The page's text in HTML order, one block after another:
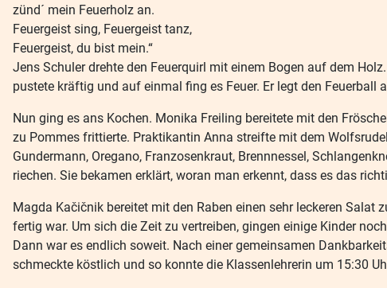
zünd´ mein Feuerholz an.
Feuergeist sing, Feuergeist tanz,
Feuergeist, du bist mein.“
Jens Schuler drehte den Feuerquirl mit einem Bogen auf dem
pustete kräftig und auf einmal fing es Feuer. Er legt den
Nun ging es ans Kochen. Monika Freiling bereitete mit den
zu Pommes frittierte. Praktikantin Anna streifte mit dem
Gundermann, Oregano, Franzosenkraut, Brennnessel,
riechen. Sie bekamen erklärt, woran man erkennt, dass es das
Magda Kačičnik bereitet mit den Raben einen sehr leckeren Salat
fertig war. Um sich die Zeit zu vertreiben, gingen einige Kinder
Dann war es endlich soweit. Nach einer gemeinsamen
schmeckte köstlich und so konnte die Klassenlehrerin um 15:30